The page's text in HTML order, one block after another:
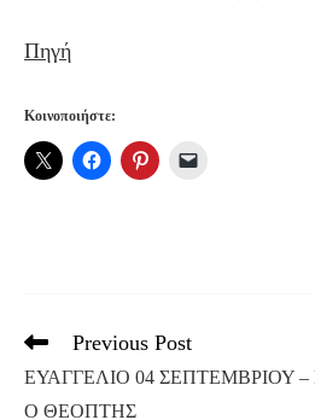
Πηγή
Κοινοποιήστε:
Read
articles
Previous Post
ΕΥΑΓΓΕΛΙΟ 04 ΣΕΠΤΕΜΒΡΙΟΥ
Ο ΘΕΟΠΤΗΣ